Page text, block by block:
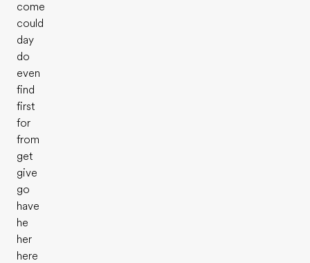
come
could
day
do
even
find
first
for
from
get
give
go
have
he
her
here